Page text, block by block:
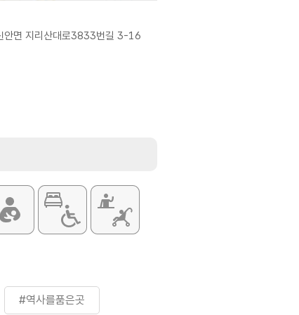
안면 지리산대로3833번길 3-16
#역사를품은곳